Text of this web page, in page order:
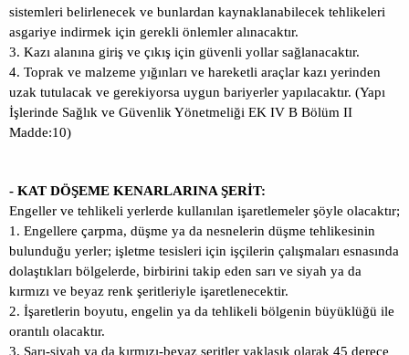
sistemleri belirlenecek ve bunlardan kaynaklanabilecek tehlikeleri
asgariye indirmek için gerekli önlemler alınacaktır.
3. Kazı alanına giriş ve çıkış için güvenli yollar sağlanacaktır.
4. Toprak ve malzeme yığınları ve hareketli araçlar kazı yerinden
uzak tutulacak ve gerekiyorsa uygun bariyerler yapılacaktır. (Yapı
İşlerinde Sağlık ve Güvenlik Yönetmeliği EK IV B Bölüm II
Madde:10)
- KAT DÖŞEME KENARLARINA ŞERİT:
Engeller ve tehlikeli yerlerde kullanılan işaretlemeler şöyle olacaktır;
1. Engellere çarpma, düşme ya da nesnelerin düşme tehlikesinin
bulunduğu yerler; işletme tesisleri için işçilerin çalışmaları esnasında
dolaştıkları bölgelerde, birbirini takip eden sarı ve siyah ya da
kırmızı ve beyaz renk şeritleriyle işaretlenecektir.
2. İşaretlerin boyutu, engelin ya da tehlikeli bölgenin büyüklüğü ile
orantılı olacaktır.
3. Sarı-siyah ya da kırmızı-beyaz şeritler yaklaşık olarak 45 derece